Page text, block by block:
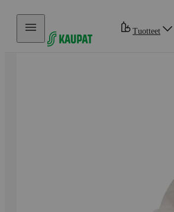
Hyppää sisältöön
Tuotteet